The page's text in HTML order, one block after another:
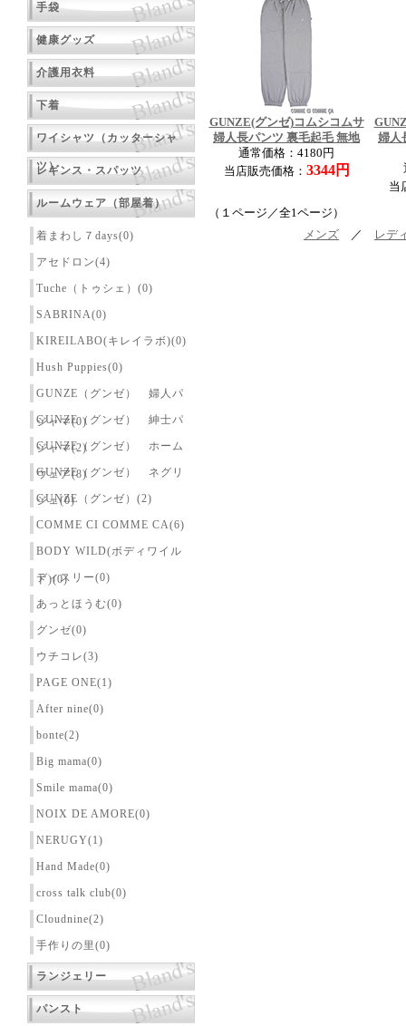
手袋
健康グッズ
介護用衣料
下着
ワイシャツ（カッターシャ
ツ）
レギンス・スパッツ
ルームウェア（部屋着）
着まわし７days(0)
アセドロン(4)
Tuche（トゥシェ）(0)
SABRINA(0)
KIREILABO(キレイラボ)(0)
Hush Puppies(0)
GUNZE（グンゼ） 婦人パ
ジャマ(0)
GUNZE（グンゼ） 紳士パ
ジャマ(2)
GUNZE（グンゼ） ホーム
ウェア(8)
GUNZE（グンゼ） ネグリ
ジェ(0)
GUNZE（グンゼ）(2)
COMME CI COMME CA(6)
BODY WILD(ボディワイル
ド)(0)
ディスリー(0)
あっとほうむ(0)
グンゼ(0)
ウチコレ(3)
PAGE ONE(1)
After nine(0)
bonte(2)
Big mama(0)
Smile mama(0)
NOIX DE AMORE(0)
NERUGY(1)
Hand Made(0)
cross talk club(0)
Cloudnine(2)
手作りの里(0)
ランジェリー
パンスト
GUNZE(グンゼ)コムシコムサ
婦人長パンツ 裏毛起毛 無地
通常価格：4180円
当店販売価格： 3344円
婦人
当
（１ページ／全1ページ）
メンズ ／ レデ